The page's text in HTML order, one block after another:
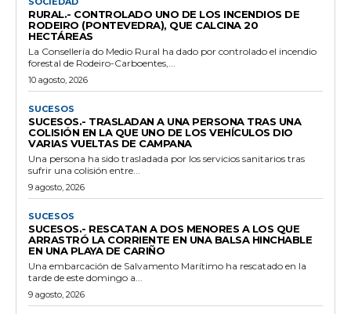
RURAL.- CONTROLADO UNO DE LOS INCENDIOS DE
RODEIRO (PONTEVEDRA), QUE CALCINA 20
HECTÁREAS
La Consellería do Medio Rural ha dado por controlado el incendio
forestal de Rodeiro-Carboentes,...
10 agosto, 2026
SUCESOS
SUCESOS.- TRASLADAN A UNA PERSONA TRAS UNA
COLISIÓN EN LA QUE UNO DE LOS VEHÍCULOS DIO
VARIAS VUELTAS DE CAMPANA
Una persona ha sido trasladada por los servicios sanitarios tras
sufrir una colisión entre...
9 agosto, 2026
SUCESOS
SUCESOS.- RESCATAN A DOS MENORES A LOS QUE
ARRASTRÓ LA CORRIENTE EN UNA BALSA HINCHABLE
EN UNA PLAYA DE CARIÑO
Una embarcación de Salvamento Marítimo ha rescatado en la
tarde de este domingo a...
9 agosto, 2026